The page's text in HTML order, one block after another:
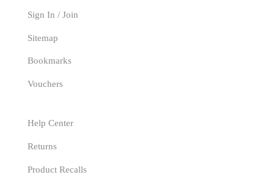
Sign In / Join
Sitemap
Bookmarks
Vouchers
Help Center
Returns
Product Recalls